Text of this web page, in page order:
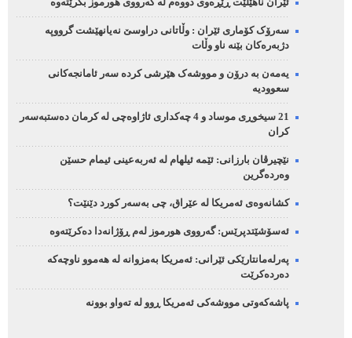
ئێران ناهێڵێت ڕێڕەوی دووەم لە گەرووی هورموز بکرێتەوە
سەرۆک کۆماری ئێران : وڵاتانی دراوسێ نەیانهێشت گرووپە
دژبەرەکان بێنە ناو وڵات
یەمەن بە درۆن و مووشەک هێرشی کردە سەر ئامانجەکانی
سعوودیە
21 سیخوڕی موساد و 4 چەکداری ئاژاوەچی لە کرمان دەستبەسەر
کران
نێچیرڤان بارزانی: ئێمە ئیلهام لە ئەربەعینی ئیمام حسێن
وەردەگرین
کشانەوەی ئەمریکا لە عێراق، چی بەسەر کورد دێنێت؟
ئەسۆشێتدپرێس: گەرووی هورموز لەم ڕۆژانەدا دەکرێتەوە
پەرلەمانتارێکی ئێرانی: ئەمریکا بەمزوانە لە هەموو ناوچەکە
دەردەکرێت
پاشەکەوتی مووشەکی ئەمریکا ڕوو لە تەواو بوونە